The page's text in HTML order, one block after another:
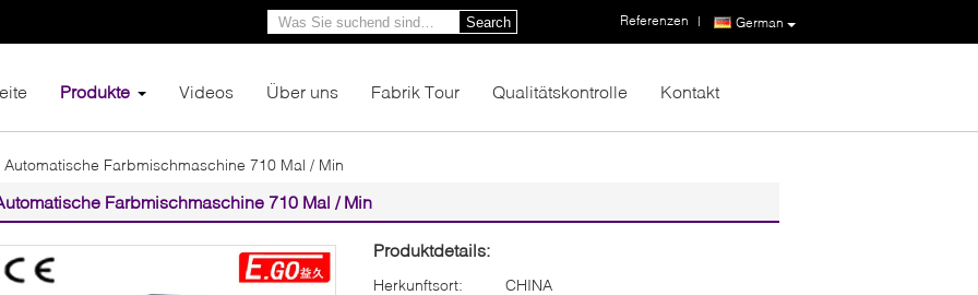
German
Referenzen |
Search
Produkte Videos Über uns Fabrik Tour Qualitätskontrolle Kontakt
Automatische Farbmischmaschine 710 Mal / Min
Farbmischmaschine 710 Mal / Min
Produktdetails:
Herkunftsort:
CHINA